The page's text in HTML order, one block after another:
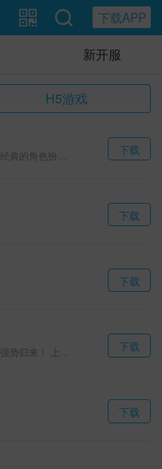
下载APP
新开服
H5游戏
下载
续战、法、道“铁三角”的职业设定
下载
下载
下载
满级境界，立享尊贵头衔
下载